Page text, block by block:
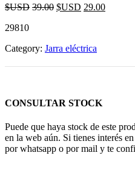
$USD 39.00 $USD 29.00
29810
Category: Jarra eléctrica
CONSULTAR STOCK
Puede que haya stock de este
en la web aún. Si tienes interés
por whatsapp o por mail y te